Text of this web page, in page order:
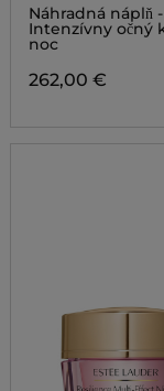
NIGHT EYE CREAM
Náhradná náplň -
Intenzívny očný
noc
262,00 €